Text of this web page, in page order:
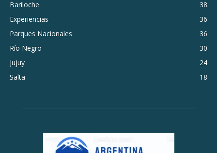
Bariloche
38
Experiencias
36
Parques Nacionales
36
Río Negro
30
Jujuy
24
Salta
18